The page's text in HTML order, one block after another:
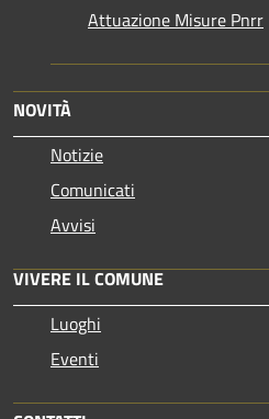
Attuazione Misure Pnrr
NOVITÀ
Notizie
Comunicati
Avvisi
VIVERE IL COMUNE
Luoghi
Eventi